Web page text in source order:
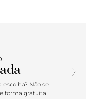
e inscrição
e formato
de tiras largas com
à mostra.
Não se
forma gratuita